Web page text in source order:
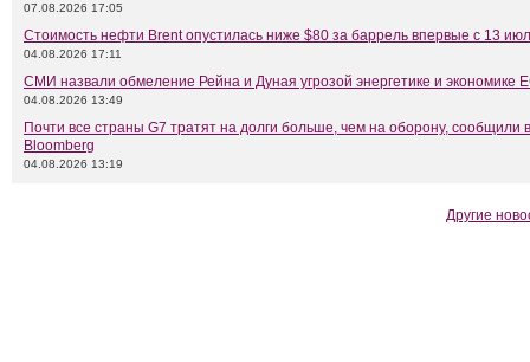
07.08.2026 17:05
Стоимость нефти Brent опустилась ниже $80 за баррель впервые с 13
04.08.2026 17:11
СМИ назвали обмеление Рейна и Дуная угрозой энергетике и экономике
04.08.2026 13:49
Почти все страны G7 тратят на долги больше, чем на оборону, сообщили в
Bloomberg
04.08.2026 13:19
Другие